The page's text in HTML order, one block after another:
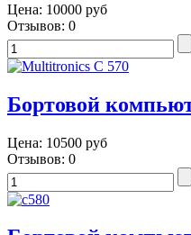
Цена: 10000 руб
Отзывов: 0
Бортовой
Цена: 10500 руб
Отзывов: 0